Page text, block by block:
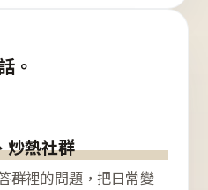
。
炒熱社群
群裡的問題，把日常變